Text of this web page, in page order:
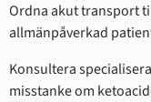
Ordna akut transport
allmänpåverkad
Konsultera
misstanke om